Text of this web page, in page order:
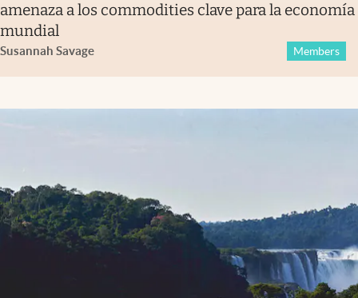
amenaza a los commodities clave para la economía
mundial
Susannah Savage Members